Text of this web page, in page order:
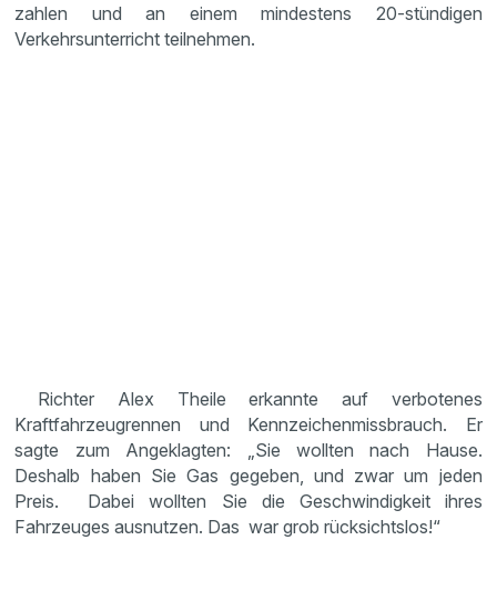
zahlen und an einem mindestens 20-stündigen
Verkehrsunterricht teilnehmen.
Richter Alex Theile erkannte auf verbotenes
Kraftfahrzeugrennen und Kennzeichenmissbrauch. Er
sagte zum Angeklagten: „Sie wollten nach Hause.
Deshalb haben Sie Gas gegeben, und zwar um jeden
Preis. Dabei wollten Sie die Geschwindigkeit ihres
Fahrzeuges ausnutzen. Das war grob rücksichtslos!“